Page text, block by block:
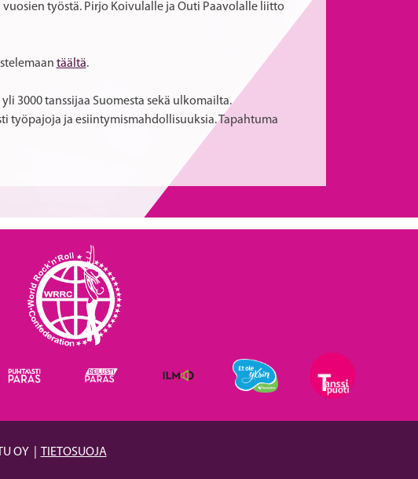
työstä. Pirjo Koivulalle ja Outi Paavolalle liitto
täältä.
3000 tanssijaa Suomesta sekä ulkomailta.
työpajoja ja esiintymismahdollisuuksia. Tapahtuma
OY TIETOSUOJA